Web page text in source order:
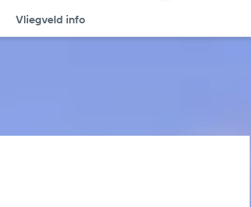
Vliegveld info